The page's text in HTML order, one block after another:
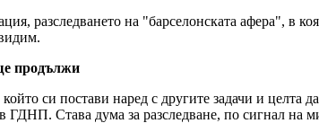
разследването на "барселонската афера", в
продължи
си постави наред с другите задачи и
ГДНП. Става дума за разследване, по сигнал на